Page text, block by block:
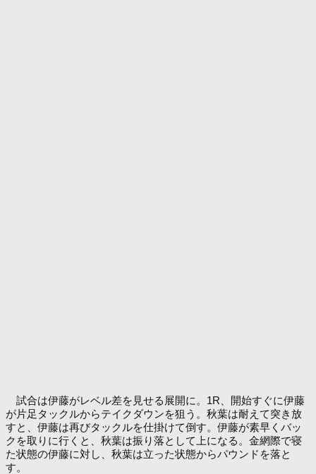
試合は伊藤がレベル差を見せる展開に。1R、開始すぐに伊藤
が片足タックルからテイクダウンを狙う。秋葉は耐えて突き放
すと、伊藤は再びタックルを仕掛けて倒す。伊藤が素早くバッ
クを取りに行くと、秋葉は振り落として上になる。金網際で寝
た状態の伊藤に対し、秋葉は立った状態からパウンドを落と
す。